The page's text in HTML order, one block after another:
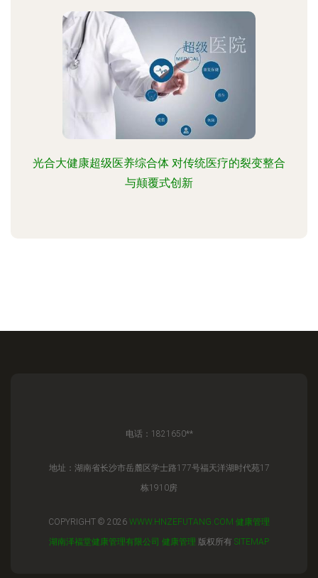
光合大健康超级医养综合体 对传统医疗的裂变整合
与颠覆式创新
电话：1821650**
地址：湖南省长沙市岳麓区学士路177号福天洋湖时代苑17
栋1910房
COPYRIGHT © 2026 WWW.HNZEFUTANG.COM 健康管理
湖南泽福堂健康管理有限公司 健康管理 版权所有 SITEMAP